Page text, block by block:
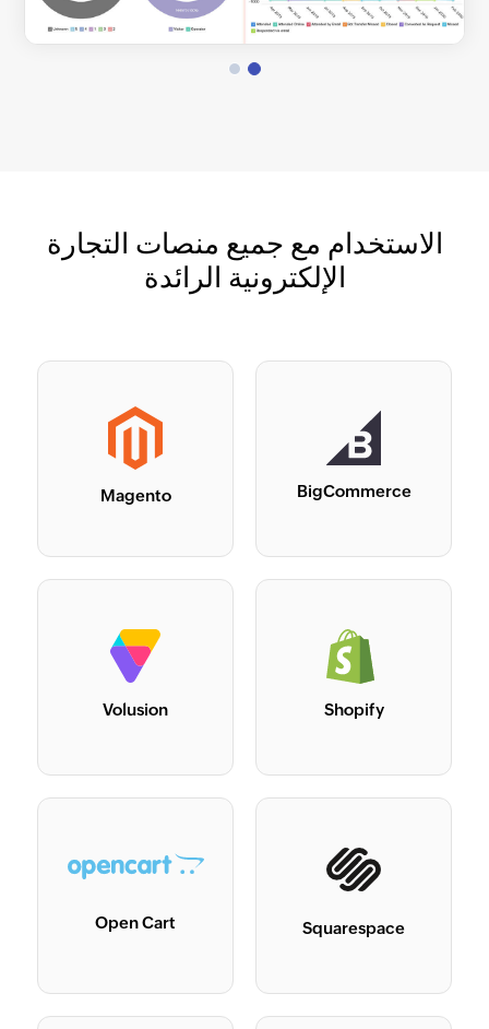
الاستخدام مع جميع منصات التجارة
الإلكترونية الرائدة
BigCommerce
Magento
Shopify
Volusion
Squarespace
Open Cart